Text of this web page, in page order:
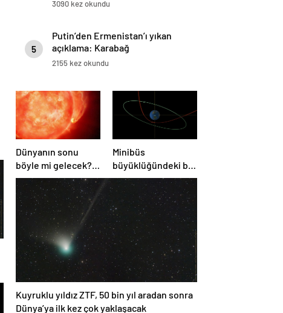
3090 kez okundu
5
Putin’den Ermenistan’ı yıkan
açıklama: Karabağ
Azerbaycan’ın ayrılmaz bir
2155 kez okundu
Dünyanın sonu
böyle mi gelecek?
Gök bilimciler ilk
kez sönen yıldızın
gezegeni
yutmasına tanık
oldu
Minibüs
büyüklüğündeki bir
asteroit Dünya’yı
‘sıyırdı’ geçti
Kuyruklu yıldız ZTF, 50 bin yıl aradan sonra
Dünya’ya ilk kez çok yaklaşacak